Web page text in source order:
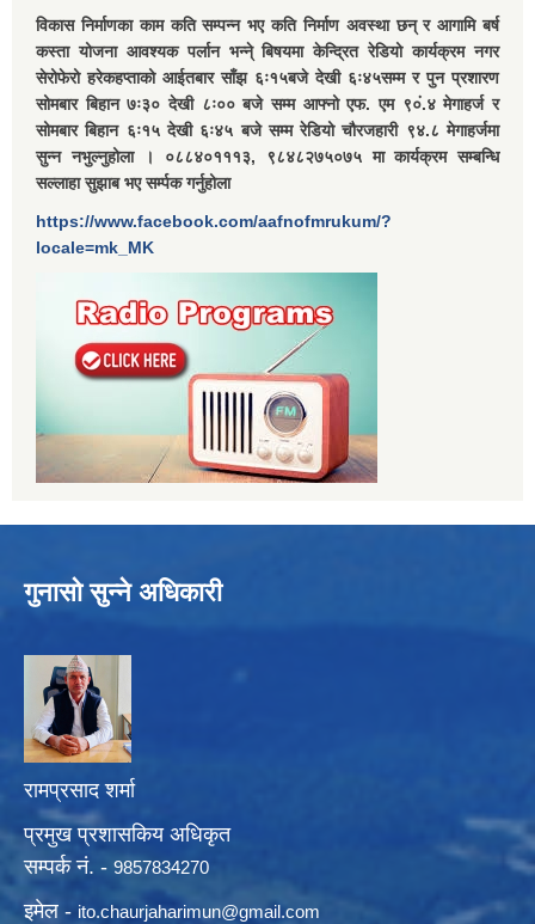
विकास निर्माणका काम कति सम्पन्न भए कति निर्माण अवस्था छन् र आगामि बर्ष
कस्ता योजना आवश्यक पर्लान भन्ने् बिषयमा केन्द्रित रेडियो कार्यक्रम नगर
सेरोफेरो हरेकहप्ताको आईतबार साँझ ६ः१५बजे देखी ६ः४५सम्म र पुन प्रशारण
सोमबार बिहान ७ः३० देखी ८ः०० बजे सम्म आफ्नो एफ. एम ९०ं.४ मेगाहर्ज र
सोमबार बिहान ६ः१५ देखी ६ः४५ बजे सम्म रेडियो चौरजहारी ९४.८ मेगाहर्जमा
सुन्न नभुल्नुहोला । ०८८४०१११३, ९८४८२७५०७५ मा कार्यक्रम सम्बन्धि
सल्लाहा सुझाब भए सर्म्पक गर्नुहोला
https://www.facebook.com/aafnofmrukum/?
locale=mk_MK
गुनासो सुन्ने अधिकारी
रामप्रसाद शर्मा
प्रमुख प्रशासकिय अधिकृत
सम्पर्क नं. - 9857834270
इमेल - ito.chaurjaharimun@gmail.com